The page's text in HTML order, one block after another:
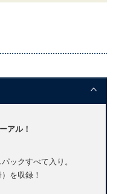
アル！
ックすべて入り。
を収録！